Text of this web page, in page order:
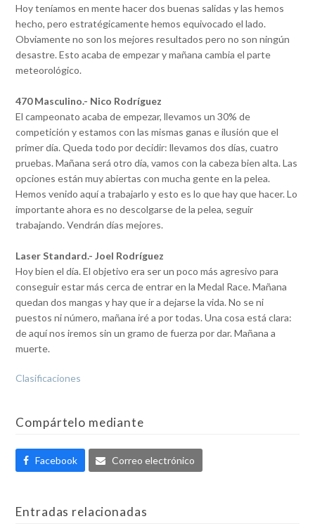
Hoy teníamos en mente hacer dos buenas salidas y las hemos
hecho, pero estratégicamente hemos equivocado el lado.
Obviamente no son los mejores resultados pero no son ningún
desastre. Esto acaba de empezar y mañana cambia el parte
meteorológico.
470 Masculino.- Nico Rodríguez
El campeonato acaba de empezar, llevamos un 30% de
competición y estamos con las mismas ganas e ilusión que el
primer día. Queda todo por decidir: llevamos dos días, cuatro
pruebas. Mañana será otro día, vamos con la cabeza bien alta. Las
opciones están muy abiertas con mucha gente en la pelea.
Hemos venido aquí a trabajarlo y esto es lo que hay que hacer. Lo
importante ahora es no descolgarse de la pelea, seguir
trabajando. Vendrán días mejores.
Laser Standard.- Joel Rodríguez
Hoy bien el día. El objetivo era ser un poco más agresivo para
conseguir estar más cerca de entrar en la Medal Race. Mañana
quedan dos mangas y hay que ir a dejarse la vida. No se ni
puestos ni número, mañana iré a por todas. Una cosa está clara:
de aquí nos iremos sin un gramo de fuerza por dar. Mañana a
muerte.
Clasificaciones
Compártelo mediante
Facebook Correo electrónico
Entradas relacionadas